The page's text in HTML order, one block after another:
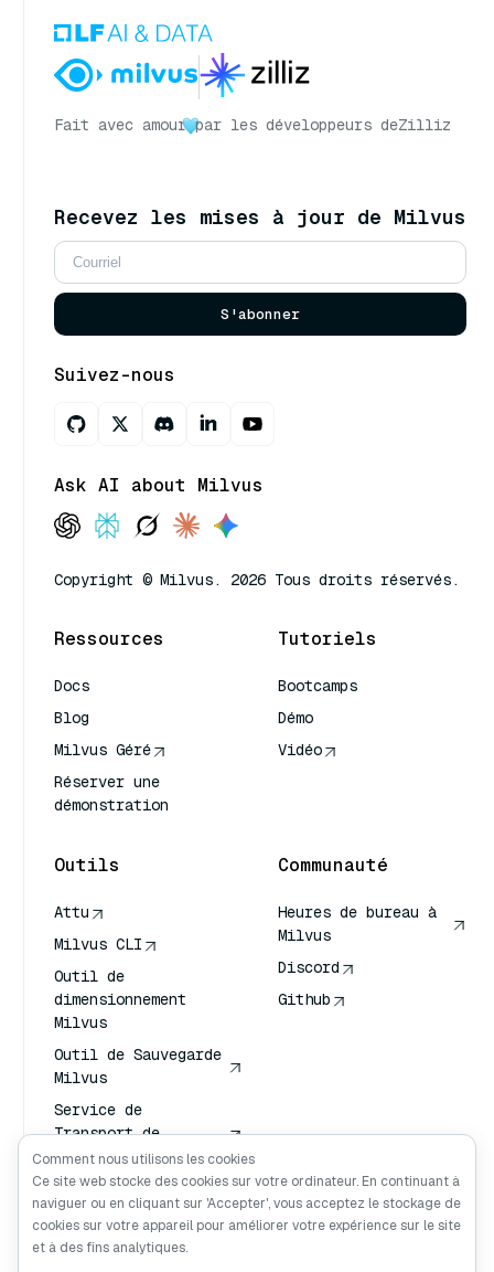
Fait avec amour par les développeurs deZilliz
Recevez les mises à jour de Milvus
S'abonner
Suivez-nous
Ask AI about Milvus
Copyright © Milvus. 2026 Tous droits réservés.
Ressources
Docs
Blog
Milvus Géré
Réserver une
démonstration
Tutoriels
Bootcamps
Démo
Vidéo
Outils
Attu
Milvus CLI
Outil de
dimensionnement
Milvus
Outil de Sauvegarde
Milvus
Service de
Transport de
Vecteurs (VTS)
Chercheur en
profondeur
Claude Contexte
Communauté
Heures de bureau à
Milvus
Discord
Github
Comment nous utilisons les cookies
Ce site web stocke des cookies sur votre ordinateur. En continuant à
naviguer ou en cliquant sur 'Accepter', vous acceptez le stockage de
cookies sur votre appareil pour améliorer votre expérience sur le site
et à des fins analytiques.